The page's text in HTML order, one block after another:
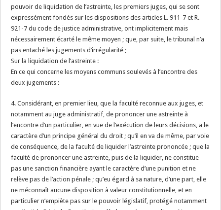
pouvoir de liquidation de l’astreinte, les premiers juges, qui se sont
expressément fondés sur les dispositions des articles L. 911-7 et R.
921-7 du code de justice administrative, ont implicitement mais
nécessairement écarté le même moyen ; que, par suite, le tribunal n’a
pas entaché les jugements d’irrégularité ;
Sur la liquidation de l’astreinte :
En ce qui concerne les moyens communs soulevés à l’encontre des
deux jugements :
4. Considérant, en premier lieu, que la faculté reconnue aux juges, et
notamment au juge administratif, de prononcer une astreinte à
l’encontre d’un particulier, en vue de l’exécution de leurs décisions, a le
caractère d’un principe général du droit ; qu’il en va de même, par voie
de conséquence, de la faculté de liquider l’astreinte prononcée ; que la
faculté de prononcer une astreinte, puis de la liquider, ne constitue
pas une sanction financière ayant le caractère d’une punition et ne
relève pas de l’action pénale ; qu’eu égard à sa nature, d’une part, elle
ne méconnaît aucune disposition à valeur constitutionnelle, et en
particulier n’empiète pas sur le pouvoir législatif, protégé notamment